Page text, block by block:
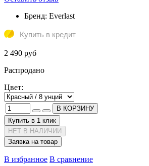
Бренд: Everlast
Купить в кредит
2 490 руб
Распродано
Цвет:
В КОРЗИНУ
Купить в 1 клик
НЕТ В НАЛИЧИИ
Заявка на товар
В избранное В сравнение